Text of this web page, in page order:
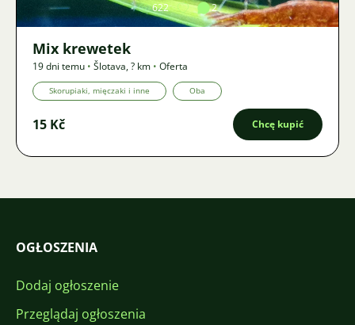
622 2
Mix krewetek
19 dni temu • Šlotava,? km • Oferta
Skorupiaki, mięczaki i inne Oba
15 Kč Chcę kupić
OGŁOSZENIA
Dodaj ogłoszenie
Przeglądaj ogłoszenia